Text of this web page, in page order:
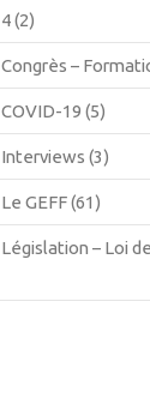
4(2)
Congrès –
COVID-19 (5)
Interviews (3)
Le GEFF(61)
Législation – Loi